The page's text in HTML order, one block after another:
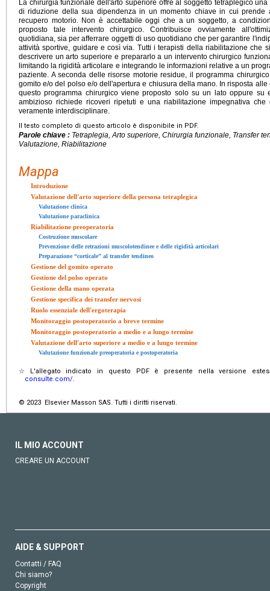
La chirurgia funzionale dell'arto superiore offre al soggetto tetraplegico
di riduzione della sua dipendenza in un momento chiave in cui prende
recupero motorio. Non è accettabile oggi che a un soggetto, a
proposto tale intervento chirurgico. Contribuisce ovviamente
quotidiana, sia per afferrare oggetti di uso quotidiano che per garantire
attività sportive, guidare e così via. Tutti i terapisti della riabilitazione che
descrivere un arto superiore e prepararlo a un intervento chirurgico
limitando la rigidità articolare e integrando le informazioni relative a un
paziente. A seconda delle risorse motorie residue, il programma
gomito e/o del polso e/o dell'apertura e chiusura della mano. In risposta
questo programma chirurgico viene proposto solo su un lato oppure su
ambizioso richiede ricoveri ripetuti e una riabilitazione impegnativa
veramente interdisciplinare.
Il testo completo di questo articolo è disponibile in PDF.
Parole chiave : Tetraplegia, Arto superiore, Chirurgia funzionale, Transfer
Valutazione, Riabilitazione
Mappa
Introduzione
Valutazione dell'arto superiore della persona tetraplegica
Valutazione clinica
Valutazione paraclinica
Riabilitazione preoperatoria
Costruzione muscolare
Prevenzione delle retrazioni muscolotendinee e delle rigidità articolari
Preparazione “corticale” al transfer tendineo
Gestione del gomito operato
Gestione del polso operato
Gestione della mano operata
Gestione specifica dei transfer nervosi
Ruolo essenziale dell'ergoterapia
Monitoraggio postoperatorio a breve termine
Monitoraggio postoperatorio a medio e a lungo termine
Valutazione dell'arto superiore a medio e a lungo termine
Valutazione funzionale preoperatoria e postoperatoria
☆
L'allegato indicato in questo PDF è presente nella versione
consulte.com/.
© 2023 Elsevier Masson SAS. Tutti i diritti riservati.
IL MIO ACCOUNT
CREARE UN ACCOUNT
AIDE & SUPPORT
Contatti / FAQ
Chi siamo?
Copyright